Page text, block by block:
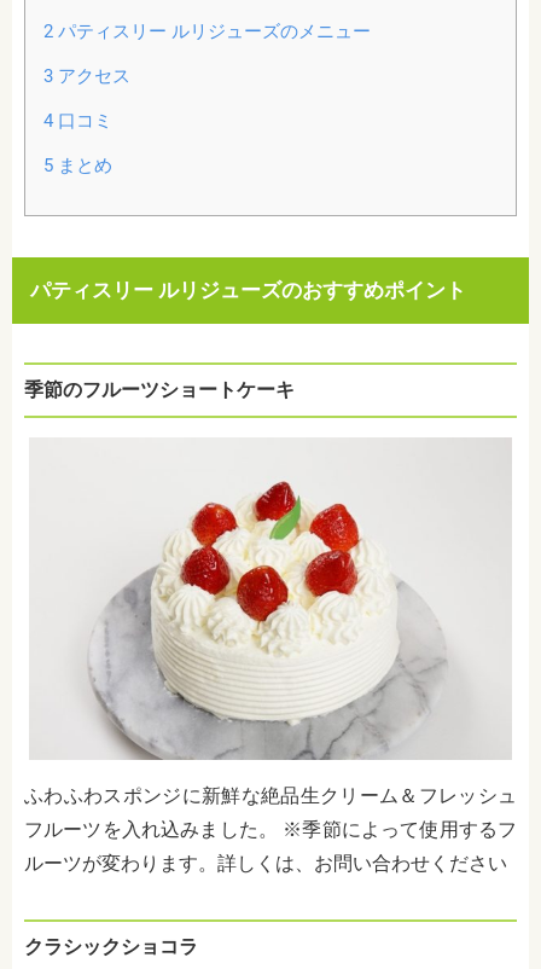
2パティスリー ルリジューズのメニュー
3アクセス
4口コミ
5まとめ
パティスリー ルリジューズのおすすめポイント
季節のフルーツショートケーキ
ふわふわスポンジに新鮮な絶品生クリーム＆フレッシュ
フルーツを入れ込みました。 ※季節によって使用するフ
ルーツが変わります。詳しくは、お問い合わせください
クラシックショコラ